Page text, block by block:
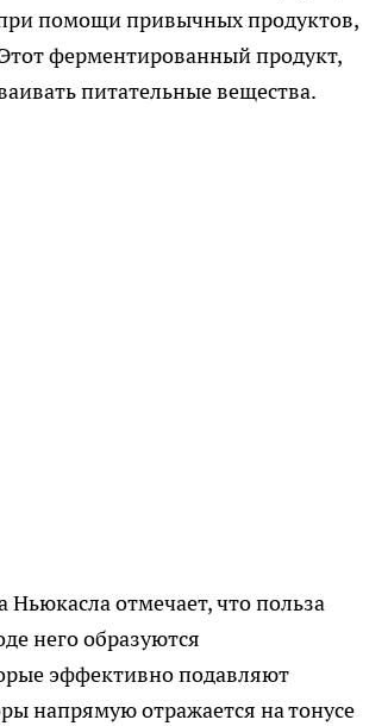
помощи привычных продуктов,
ферментированный продукт,
питательные вещества.
отмечает, что польза
него образуются
эффективно подавляют
напрямую отражается на тонусе